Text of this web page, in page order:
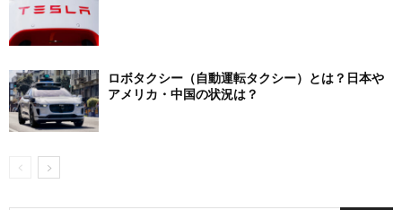
ロボタクシー（自動運転タクシー）とは？日本や
アメリカ・中国の状況は？